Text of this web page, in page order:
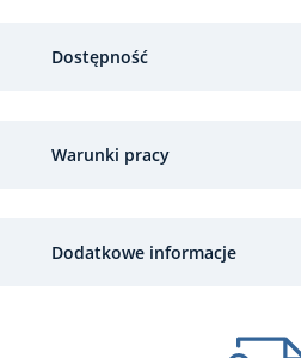
Dostępność
Warunki pracy
Dodatkowe informacje